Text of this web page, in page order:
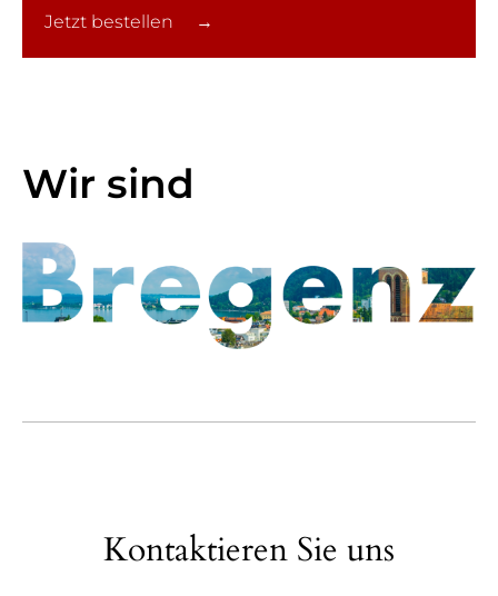
Jetzt bestellen →
Wir sind
Kontaktieren Sie uns